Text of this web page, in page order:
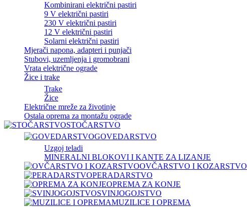
Kombinirani električni pastiri
9 V električni pastiri
230 V električni pastiri
12 V električni pastiri
Solarni električni pastiri
Mjerači napona, adapteri i punjači
Stubovi, uzemljenja i gromobrani
Vrata električne ograde
Žice i trake
Trake
Žice
Električne mreže za životinje
Ostala oprema za montažu ograde
STOČARSTVO
GOVEDARSTVO
Uzgoj teladi
MINERALNI BLOKOVI I KANTE ZA LIZANJE
OVČARSTVO I KOZARSTVO
PERADARSTVO
OPREMA ZA KONJE
SVINJOGOJSTVO
MUZILICE I OPREMA